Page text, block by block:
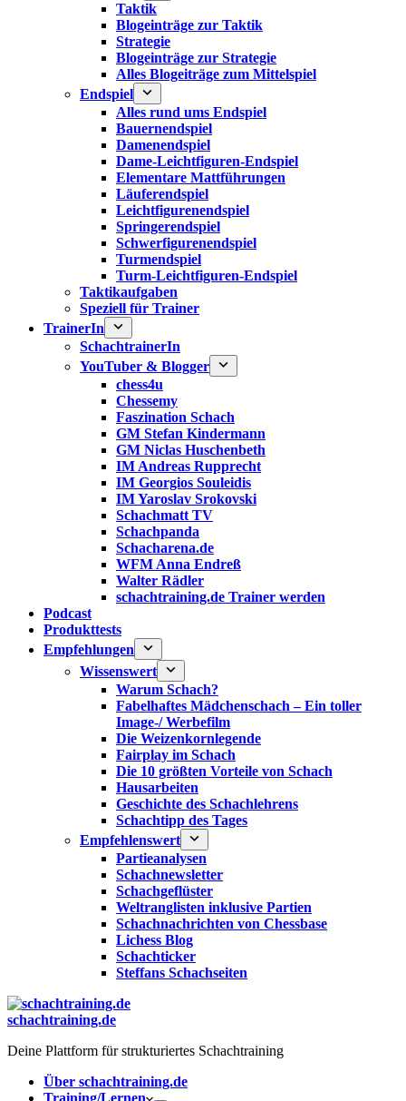
Taktik
Blogeinträge zur Taktik
Strategie
Blogeinträge zur Strategie
Alles Blogeiträge zum Mittelspiel
Endspiel
Alles rund ums Endspiel
Bauernendspiel
Damenendspiel
Dame-Leichtfiguren-Endspiel
Elementare Mattführungen
Läuferendspiel
Leichtfigurenendspiel
Springerendspiel
Schwerfigurenendspiel
Turmendspiel
Turm-Leichtfiguren-Endspiel
Taktikaufgaben
Speziell für Trainer
TrainerIn
SchachtrainerIn
YouTuber & Blogger
chess4u
Chessemy
Faszination Schach
GM Stefan Kindermann
GM Niclas Huschenbeth
IM Andreas Rupprecht
IM Georgios Souleidis
IM Yaroslav Srokovski
Schachmatt TV
Schachpanda
Schacharena.de
WFM Anna Endreß
Walter Rädler
schachtraining.de Trainer werden
Podcast
Produkttests
Empfehlungen
Wissenswert
Warum Schach?
Fabelhaftes Mädchenschach – Ein toller
Image-/ Werbefilm
Die Weizenkornlegende
Fairplay im Schach
Die 10 größten Vorteile von Schach‎
Hausarbeiten
Geschichte des Schachlehrens
Schachtipp des Tages
Empfehlenswert
Partieanalysen
Schachnewsletter
Schachgeflüster
Weltranglisten inklusive Partien
Schachnachrichten von Chessbase
Lichess Blog
Schachticker
Steffans Schachseiten
schachtraining.de
Deine Plattform für strukturiertes Schachtraining
Über schachtraining.de
Training/Lernen